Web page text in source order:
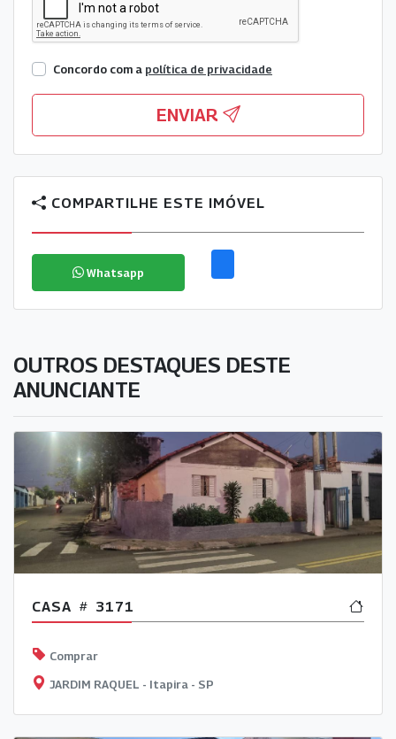
Concordo com a política de privacidade
ENVIAR
COMPARTILHE ESTE IMÓVEL
Whatsapp
OUTROS DESTAQUES DESTE
ANUNCIANTE
CASA 3171
Comprar
JARDIM RAQUEL - Itapira - SP